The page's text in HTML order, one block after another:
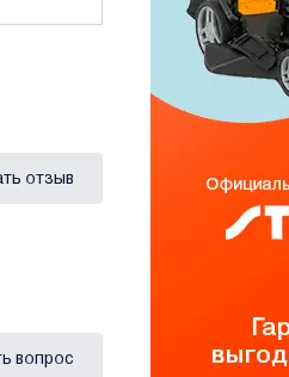
отзыв
вопрос